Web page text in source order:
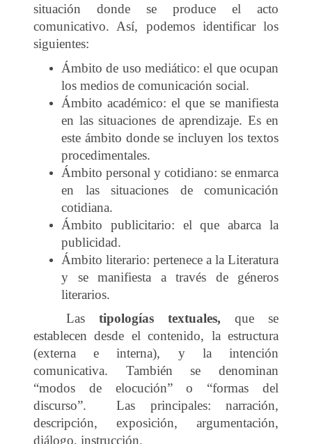
situación donde se produce el acto
comunicativo. Así, podemos identificar los
siguientes:
Ámbito de uso mediático: el que ocupan
los medios de comunicación social.
Ámbito académico: el que se manifiesta
en las situaciones de aprendizaje. Es en
este ámbito donde se incluyen los textos
procedimentales.
Ámbito personal y cotidiano: se enmarca
en las situaciones de comunicación
cotidiana.
Ámbito publicitario: el que abarca la
publicidad.
Ámbito literario: pertenece a la Literatura
y se manifiesta a través de géneros
literarios.
Lastipologías textuales, que se
establecen desde el contenido, la estructura
(externa e interna), y la intención
comunicativa. También se denominan
“modos de elocución” o “formas del
discurso”. Las principales: narración,
descripción, exposición, argumentación,
diálogo, instrucción.